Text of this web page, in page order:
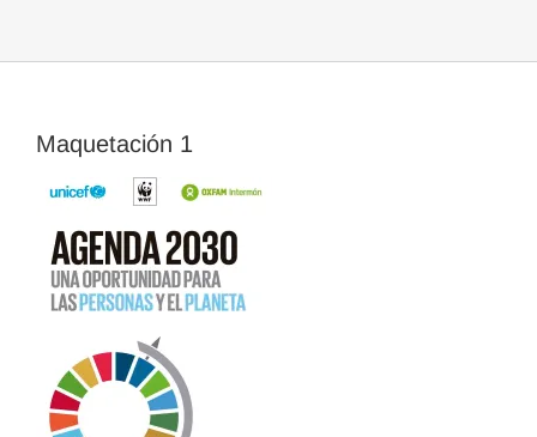
Maquetación 1